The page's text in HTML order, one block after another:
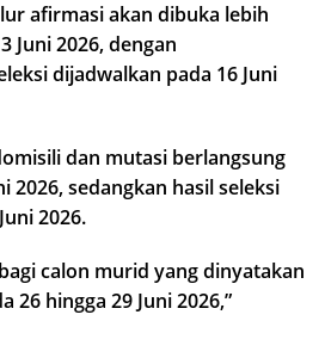
afirmasi akan dibuka lebih
Juni 2026, dengan
dijadwalkan pada 16 Juni
dan mutasi berlangsung
2026, sedangkan hasil seleksi
2026.
calon murid yang dinyatakan
26 hingga 29 Juni 2026,”